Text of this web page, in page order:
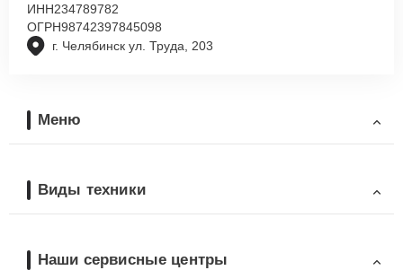
г. Челябинск ул. Труда, 203
ИНН234789782
ОГРН98742397845098
Меню
Виды техники
Наши сервисные центры